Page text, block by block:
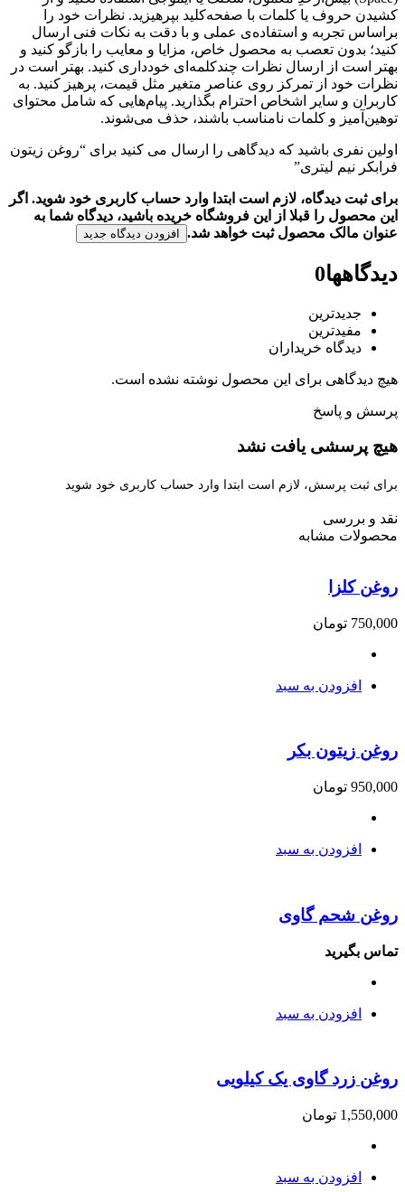
کشیدن حروف یا کلمات با صفحه‌کلید بپرهیزید. نظرات خود را
براساس تجربه و استفاده‌ی عملی و با دقت به نکات فنی ارسال
کنید؛ بدون تعصب به محصول خاص، مزایا و معایب را بازگو کنید و
بهتر است از ارسال نظرات چندکلمه‌‌ای خودداری کنید. بهتر است در
نظرات خود از تمرکز روی عناصر متغیر مثل قیمت، پرهیز کنید. به
کاربران و سایر اشخاص احترام بگذارید. پیام‌هایی که شامل محتوای
توهین‌آمیز و کلمات نامناسب باشند، حذف می‌شوند.
اولین نفری باشید که دیدگاهی را ارسال می کنید برای “روغن زیتون
فرابکر نیم لیتری”
برای ثبت دیدگاه، لازم است ابتدا وارد حساب کاربری خود شوید. اگر
این محصول را قبلا از این فروشگاه خریده باشید، دیدگاه شما به
عنوان مالک محصول ثبت خواهد شد.
افزودن دیدگاه جدید
دیدگاهها0
جدیدترین
مفیدترین
دیدگاه خریداران
هیچ دیدگاهی برای این محصول نوشته نشده است.
پرسش و پاسخ
هیچ پرسشی یافت نشد
برای ثبت پرسش، لازم است ابتدا وارد حساب کاربری خود شوید
نقد و بررسی
محصولات مشابه
روغن کلزا
750,000 تومان
افزودن به سبد
روغن زیتون بکر
950,000 تومان
افزودن به سبد
روغن شحم گاوی
تماس بگیرید
افزودن به سبد
روغن زرد گاوی یک کیلویی
1,550,000 تومان
افزودن به سبد